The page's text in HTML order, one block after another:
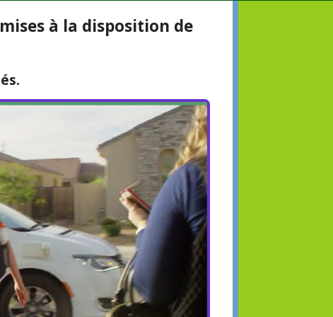
à la disposition de